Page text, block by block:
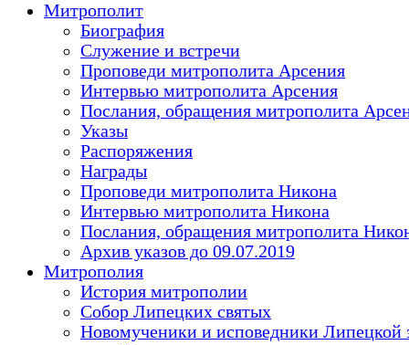
Митрополит
Биография
Служение и встречи
Проповеди митрополита Арсения
Интервью митрополита Арсения
Послания, обращения митрополита
Указы
Распоряжения
Награды
Проповеди митрополита Никона
Интервью митрополита Никона
Послания, обращения митрополита
Архив указов до 09.07.2019
Митрополия
История митрополии
Собор Липецких святых
Новомученики и исповедники Липецкой